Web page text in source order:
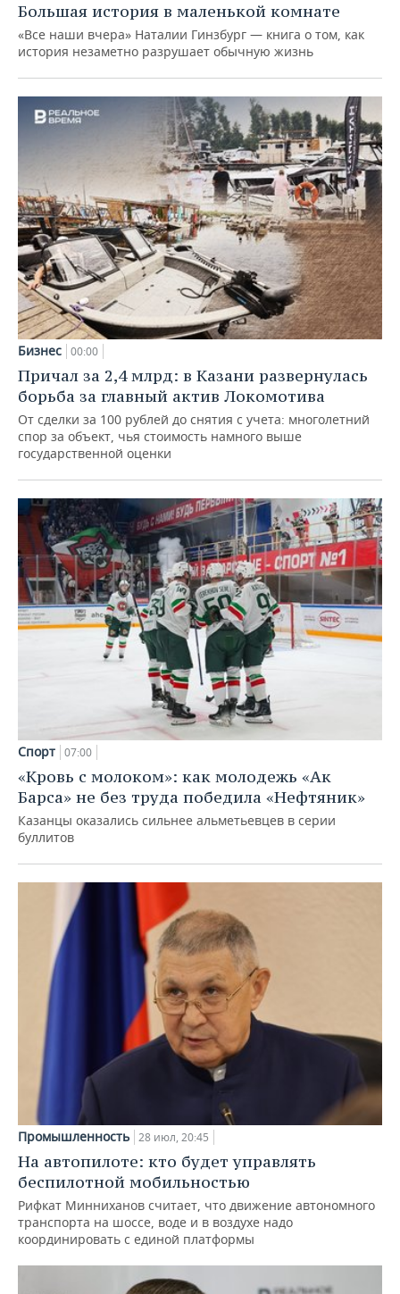
Большая история в маленькой комнате
«Все наши вчера» Наталии Гинзбург — книга о том, как
история незаметно разрушает обычную жизнь
Бизнес 00:00
Причал за 2,4 млрд: в Казани развернулась
борьба за главный актив Локомотива
От сделки за 100 рублей до снятия с учета: многолетний
спор за объект, чья стоимость намного выше
государственной оценки
Спорт 07:00
«Кровь с молоком»: как молодежь «Ак
Барса» не без труда победила «Нефтяник»
Казанцы оказались сильнее альметьевцев в серии
буллитов
Промышленность 28 июл, 20:45
На автопилоте: кто будет управлять
беспилотной мобильностью
Рифкат Минниханов считает, что движение автономного
транспорта на шоссе, воде и в воздухе надо
координировать с единой платформы